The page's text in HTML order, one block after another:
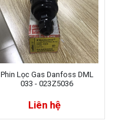
Phin Lọc Gas Danfoss DML
033 - 023Z5036
Liên hệ